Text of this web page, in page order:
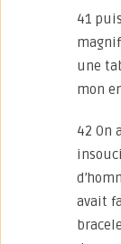
41
une
mon
42 On
avait